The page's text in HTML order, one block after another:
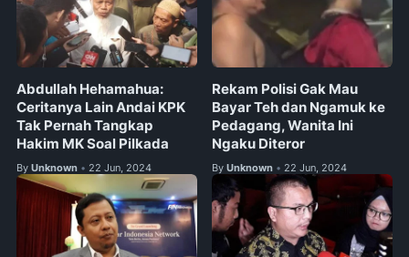
Abdullah Hehamahua:
Ceritanya Lain Andai KPK
Tak Pernah Tangkap
Hakim MK Soal Pilkada
By Unknown • 22 Jun, 2024
Rekam Polisi Gak Mau
Bayar Teh dan Ngamuk ke
Pedagang, Wanita Ini
Ngaku Diteror
By Unknown • 22 Jun, 2024